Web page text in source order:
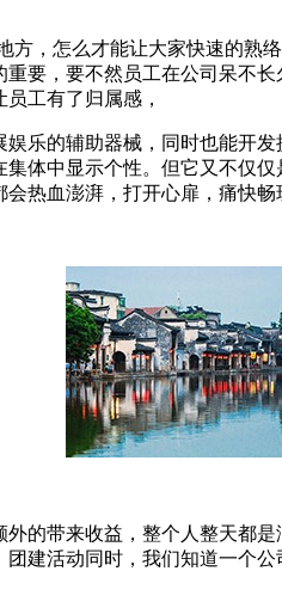
，怎么才能让大家快速的
要，要不然员工在公司呆不
工有了归属感，
乐的辅助器械，同时也能开
体中显示个性。但它又不仅
热血澎湃，打开心扉，痛快
的带来收益，整个人整天都
建活动同时，我们知道一个